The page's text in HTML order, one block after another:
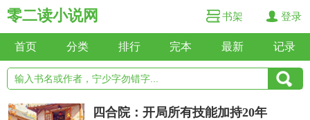
零二读小说网 书架 登录
首页 分类 排行 完本 最新 记录
四合院：开局所有技能加持20年